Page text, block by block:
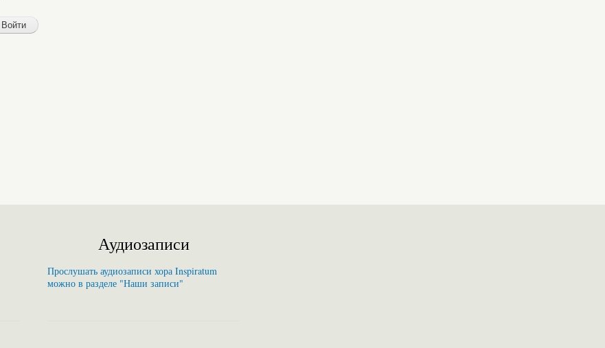
Аудиозаписи
Прослушать аудиозаписи хора Inspiratum
можно в разделе "Наши записи"